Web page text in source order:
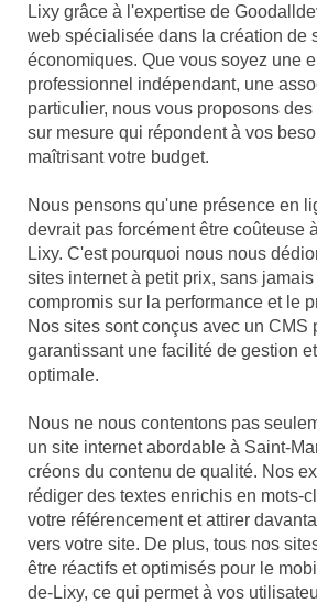
Lixy grâce à l'expertise de
web spécialisée dans la création de
économiques. Que vous soyez une
professionnel indépendant, une
particulier, nous vous proposons
sur mesure qui répondent à vos
maîtrisant votre budget.
Nous pensons qu'une présence en
devrait pas forcément être coûteuse
Lixy. C'est pourquoi nous nous
sites internet à petit prix, sans
compromis sur la performance et le
Nos sites sont conçus avec un CMS
garantissant une facilité de gestion
optimale.
Nous ne nous contentons pas
un site internet abordable à Saint-
créons du contenu de qualité. Nos
rédiger des textes enrichis en mots-
votre référencement et attirer
vers votre site. De plus, tous nos
être réactifs et optimisés pour le
de-Lixy, ce qui permet à vos